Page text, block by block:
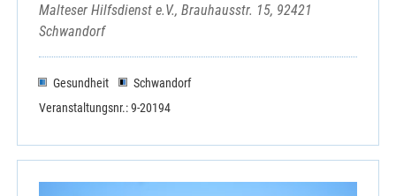
Malteser Hilfsdienst e.V., Brauhausstr. 15, 92421
Schwandorf
Gesundheit
Schwandorf
Veranstaltungsnr.: 9-20194